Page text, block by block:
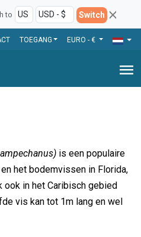
to Switch
TOEGANG EURO - €
menu
is een populaire
het bodemvissen in Florida,
ook in het Caribisch gebied
vis kan tot 1m lang en wel